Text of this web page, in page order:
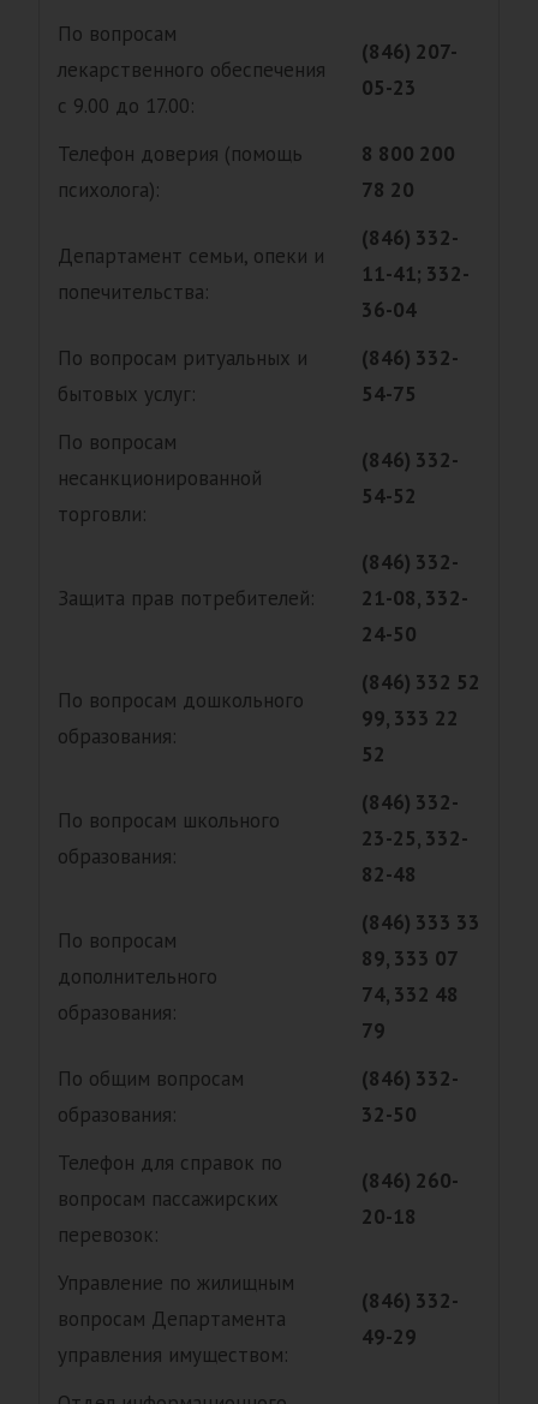
По вопросам
лекарственного обеспечения
с 9.00 до 17.00:
(846) 207-
05-23
Телефон доверия (помощь
психолога):
8 800 200
78 20
Департамент семьи, опеки и
попечительства:
(846) 332-
11-41; 332-
36-04
По вопросам ритуальных и
бытовых услуг:
(846) 332-
54-75
По вопросам
несанкционированной
торговли:
(846) 332-
54-52
Защита прав потребителей:
(846) 332-
21-08, 332-
24-50
По вопросам дошкольного
образования:
(846) 332 52
99, 333 22
52
По вопросам школьного
образования:
(846) 332-
23-25, 332-
82-48
По вопросам
дополнительного
образования:
(846) 333 33
89, 333 07
74, 332 48
79
По общим вопросам
образования:
(846) 332-
32-50
Телефон для справок по
вопросам пассажирских
перевозок:
(846) 260-
20-18
Управление по жилищным
вопросам Департамента
управления имуществом:
(846) 332-
49-29